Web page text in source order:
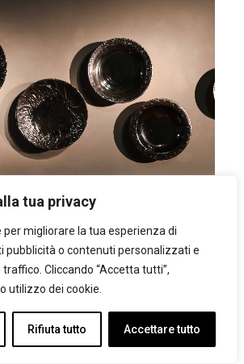
tua privacy
migliorare la tua esperienza di
pubblicità o contenuti personalizzati e
Cliccando “Accetta tutti”,
utilizzo dei cookie.
Rifiuta tutto Accettare tutto